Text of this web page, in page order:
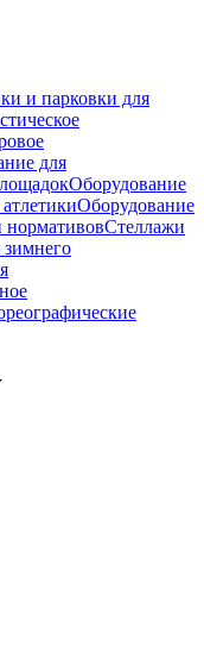
и парковки для
для
Оборудование
Оборудование
нормативовСтеллажи